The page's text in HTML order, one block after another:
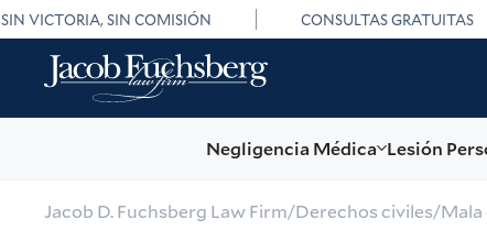
SIN VICTORIA, SIN COMISIÓN CONSULTAS GRATUITAS
Negligencia Médica Lesión
Jacob D. Fuchsberg Law Firm/Derechos civiles/